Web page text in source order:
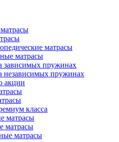
матрасы
матрасы
зависимых пружинах
независимых пружинах
акции
класса
матрасы
матрасы
матрасы